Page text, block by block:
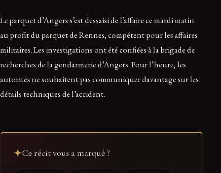
Le parquet d’Angers s’est dessaisi de l’affaire ce mardi matin
au profit du parquet de Rennes, compétent pour les affaires
militaires. Les investigations ont été confiées à la brigade de
recherches de la gendarmerie d’Angers. Pour l’heure, les
autorités ne souhaitent pas communiquer davantage sur les
détails techniques de l’accident.
Ce récit vous a marqué ?